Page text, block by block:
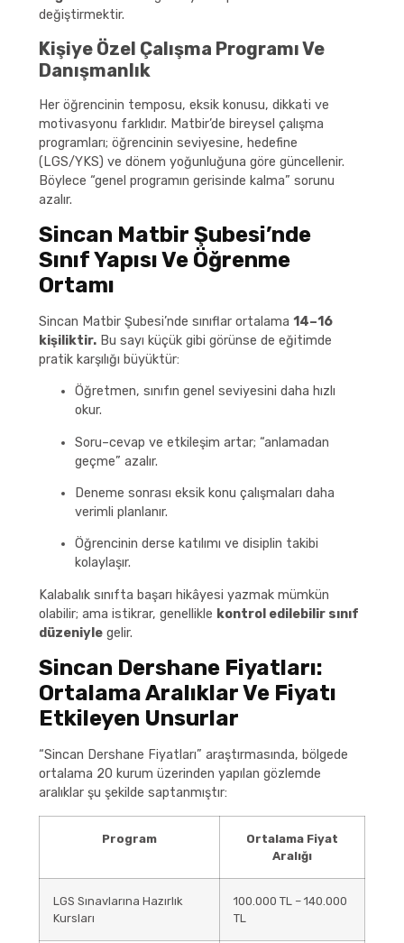
değiştirmektir.
Kişiye Özel Çalışma Programı Ve
Danışmanlık
Her öğrencinin temposu, eksik konusu, dikkati ve
motivasyonu farklıdır. Matbir’de bireysel çalışma
programları; öğrencinin seviyesine, hedefine
(LGS/YKS) ve dönem yoğunluğuna göre güncellenir.
Böylece “genel programın gerisinde kalma” sorunu
azalır.
Sincan Matbir Şubesi’nde
Sınıf Yapısı Ve Öğrenme
Ortamı
Sincan Matbir Şubesi’nde sınıflar ortalama 14–16
kişiliktir.Bu sayı küçük gibi görünse de eğitimde
pratik karşılığı büyüktür:
Öğretmen, sınıfın genel seviyesini daha hızlı
okur.
Soru–cevap ve etkileşim artar; “anlamadan
geçme” azalır.
Deneme sonrası eksik konu çalışmaları daha
verimli planlanır.
Öğrencinin derse katılımı ve disiplin takibi
kolaylaşır.
Kalabalık sınıfta başarı hikâyesi yazmak mümkün
olabilir; ama istikrar, genellikle kontrol edilebilir sınıf
düzeniylegelir.
Sincan Dershane Fiyatları:
Ortalama Aralıklar Ve Fiyatı
Etkileyen Unsurlar
“Sincan Dershane Fiyatları” araştırmasında, bölgede
ortalama 20 kurum üzerinden yapılan gözlemde
aralıklar şu şekilde saptanmıştır:
Program
Ortalama Fiyat
Aralığı
LGS Sınavlarına Hazırlık
Kursları
100.000 TL – 140.000
TL